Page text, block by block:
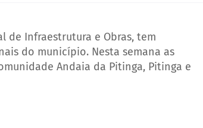
de Infraestrutura e Obras, tem
do município. Nesta semana as
Andaia da Pitinga, Pitinga e